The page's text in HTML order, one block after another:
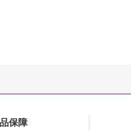
保障